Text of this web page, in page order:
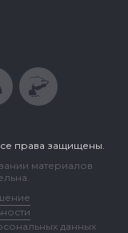
права защищены.
материалов
данных